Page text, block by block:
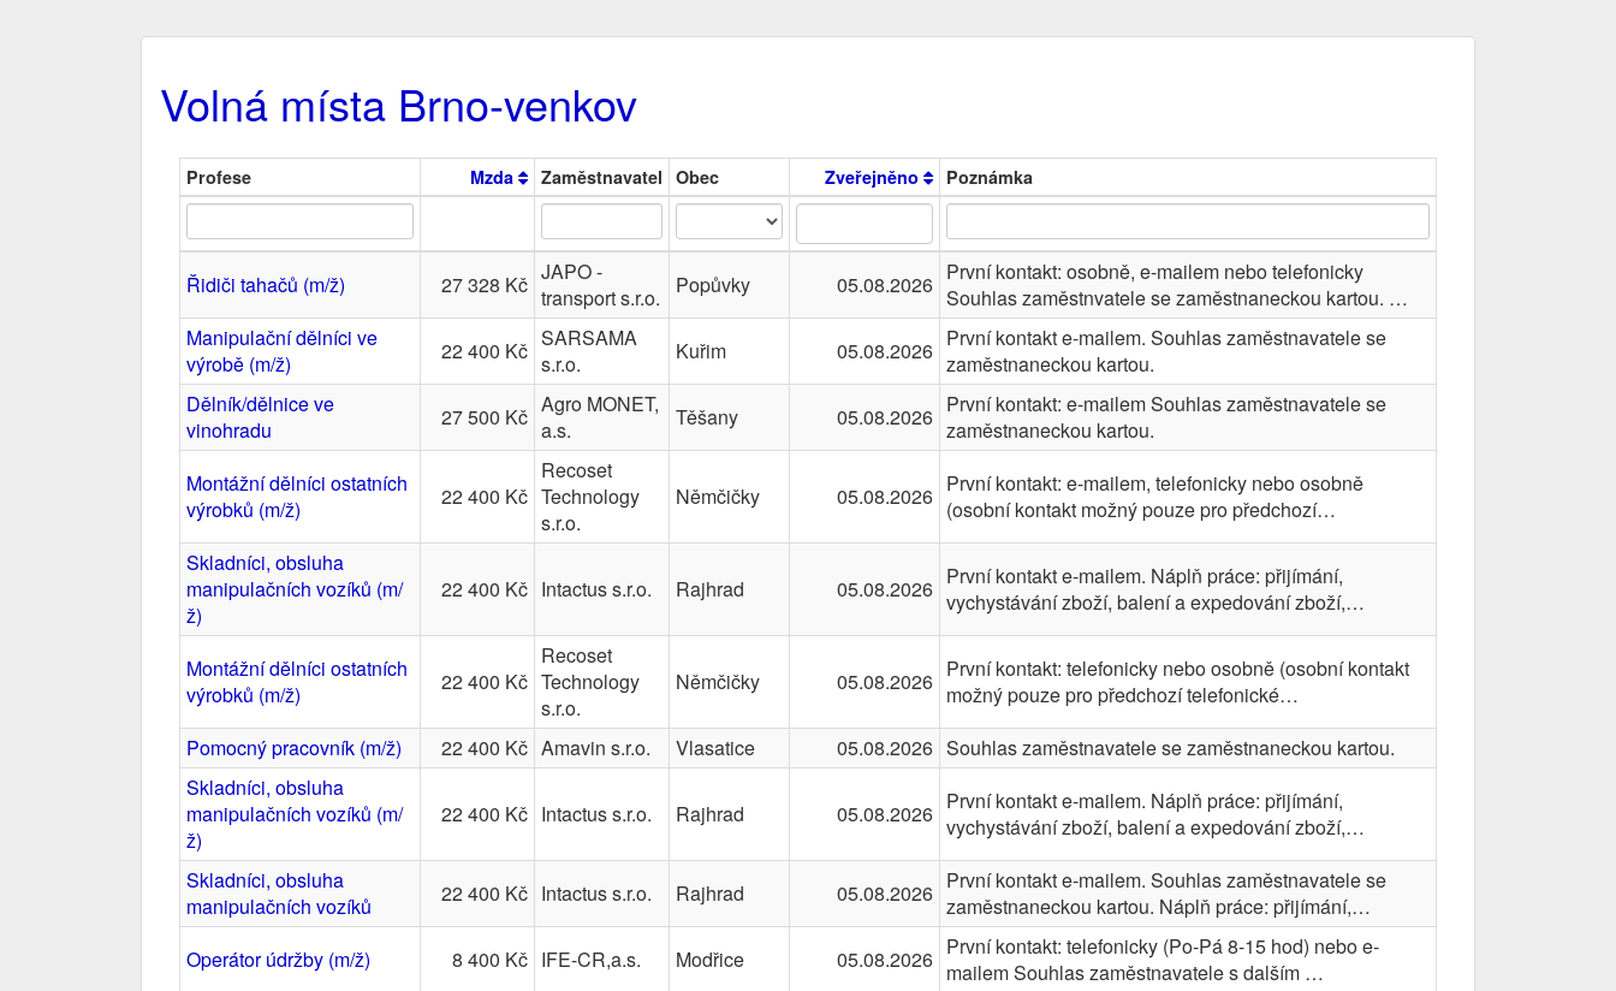
Volná místa Brno-venkov
Profese Mzda Zaměstnavatel Obec Zveřejněno Poznámka
Řidiči tahačů (m/ž) 27 328 Kč JAPO -
transport s.r.o.
Popůvky 05.08.2026 První kontakt: osobně, e-mailem nebo telefonicky
Souhlas zaměstnvatele se zaměstnaneckou kartou. …
Manipulační dělníci ve
výrobě (m/ž)
22 400 Kč SARSAMA
s.r.o.
Kuřim 05.08.2026 První kontakt e-mailem. Souhlas zaměstnavatele se
zaměstnaneckou kartou.
Dělník/dělnice ve
vinohradu
27 500 Kč Agro MONET,
a.s.
Těšany 05.08.2026 První kontakt: e-mailem Souhlas zaměstnavatele se
zaměstnaneckou kartou.
Montážní dělníci ostatních
výrobků (m/ž)
22 400 Kč
Recoset
Technology
s.r.o.
Němčičky 05.08.2026 První kontakt: e-mailem, telefonicky nebo osobně
(osobní kontakt možný pouze pro předchozí…
Skladníci, obsluha
manipulačních vozíků (m/
ž)
22 400 Kč Intactus s.r.o. Rajhrad 05.08.2026 První kontakt e-mailem. Náplň práce: přijímání,
vychystávání zboží, balení a expedování zboží,…
Montážní dělníci ostatních
výrobků (m/ž)
22 400 Kč
Recoset
Technology
s.r.o.
Němčičky 05.08.2026 První kontakt: telefonicky nebo osobně (osobní kontakt
možný pouze pro předchozí telefonické…
Pomocný pracovník (m/ž)
22 400 Kč Amavin s.r.o. Vlasatice 05.08.2026 Souhlas zaměstnavatele se zaměstnaneckou kartou.
Skladníci, obsluha
manipulačních vozíků (m/
ž)
22 400 Kč Intactus s.r.o. Rajhrad 05.08.2026 První kontakt e-mailem. Náplň práce: přijímání,
vychystávání zboží, balení a expedování zboží,…
Skladníci, obsluha
manipulačních vozíků
22 400 Kč Intactus s.r.o. Rajhrad 05.08.2026 První kontakt e-mailem. Souhlas zaměstnavatele se
zaměstnaneckou kartou. Náplň práce: přijímání,…
Operátor údržby (m/ž)
8 400 Kč IFE-CR,a.s. Modřice 05.08.2026 První kontakt: telefonicky (Po-Pá 8-15 hod) nebo e-
mailem Souhlas zaměstnavatele s dalším …